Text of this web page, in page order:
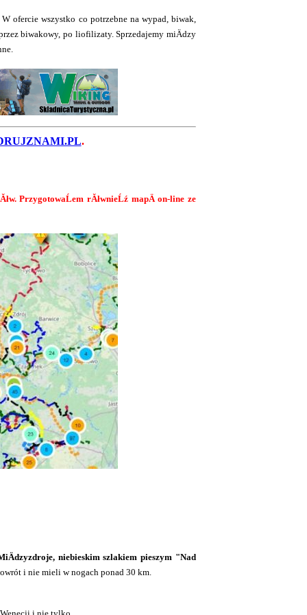
ofercie wszystko co potrzebne na wypad, biwak,
biwakowy, po liofilizaty. Sprzedajemy miÄdzy
.
PrzygotowaĹem rĂłwnieĹź mapÄ on-line ze
niebieskim szlakiem pieszym "Nad
i nie mieli w nogach ponad 30 km.